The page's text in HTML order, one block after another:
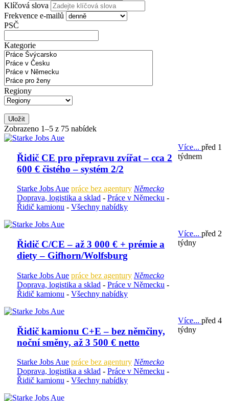
Klíčová slova
Frekvence e-mailů
PSČ
Kategorie
Regiony
Uložit
Zobrazeno 1–5 z 75 nabídek
Řidič CE pro přepravu zvířat – cca 2
600 € čistého – systém 2/2
Starke Jobs Aue práce bez agentury Německo
Doprava, logistika a sklad - Práce v Německu -
Řidič kamionu - Všechny nabídky
Více...před 1
týdnem
Řidič C/CE – až 3 000 € + prémie a
diety – Gifhorn/Wolfsburg
Starke Jobs Aue práce bez agentury Německo
Doprava, logistika a sklad - Práce v Německu -
Řidič kamionu - Všechny nabídky
Více...před 2
týdny
Řidič kamionu C+E – bez němčiny,
noční směny, až 3 500 € netto
Starke Jobs Aue práce bez agentury Německo
Doprava, logistika a sklad - Práce v Německu -
Řidič kamionu - Všechny nabídky
Více...před 4
týdny